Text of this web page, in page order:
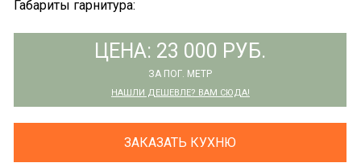
Габариты гарнитура:
ЦЕНА: 23 000 РУБ.
ЗА ПОГ. МЕТР
НАШЛИ ДЕШЕВЛЕ? ВАМ СЮДА!
ЗАКАЗАТЬ КУХНЮ